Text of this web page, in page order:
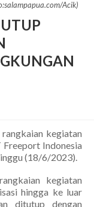
Acik)
rangkaian kegiatan
Freeport Indonesia
(18/6/2023).
kegiatan
hingga ke luar
ditutup dengan